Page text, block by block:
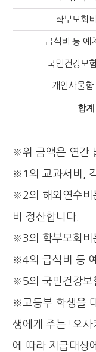
학부모회
급식비 등
국민건강보
개인사물함
합계
※위 금액은 연간
※1의 교과서비,
※2의 해외연수비
비 정산합니다.
※3의 학부모회비
※4의 급식비 등
※5의 국민건강보
※고등부 학생을
생에게 주는 「오
에 따라 지급대상